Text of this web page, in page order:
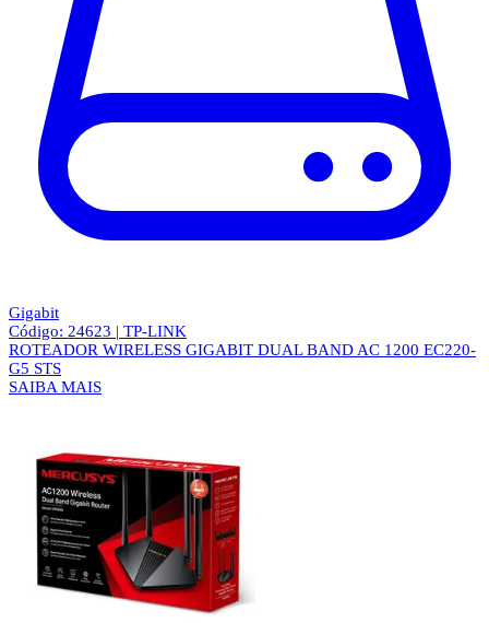
Gigabit
Código: 24623 | TP-LINK
ROTEADOR WIRELESS GIGABIT DUAL BAND AC 1200 EC220-
G5 STS
SAIBA MAIS